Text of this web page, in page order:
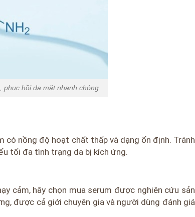
phục hồi da mặt nhanh chóng
có nồng độ hoạt chất thấp và dạng ổn định. Tránh
tối đa tình trạng da bị kích ứng.
cảm, hãy chọn mua serum được nghiên cứu sản
được cả giới chuyên gia và người dùng đánh giá